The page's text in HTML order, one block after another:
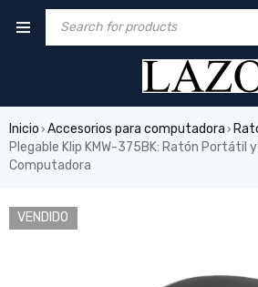
Inicio › Accesorios para computadora ›
Plegable Klip KMW-375BK: Ratón Portátil
Computadora
VENDIDO